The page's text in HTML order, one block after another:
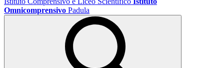
Omnicomprensivo Padula